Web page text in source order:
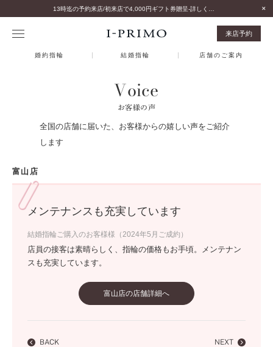
来店予約
婚約指輪 結婚指輪 店舗のご案内
Voice
お客様の声
全国の店舗に届いた、お客様からの嬉しい声をご紹介
します
富山店
メンテナンスも充実しています
結婚指輪ご購入のお客様様（2024年5月ご成約）
店員の接客は素晴らしく、指輪の価格もお手頃。メンテナン
スも充実しています。
富山店の店舗詳細へ
BACK NEXT